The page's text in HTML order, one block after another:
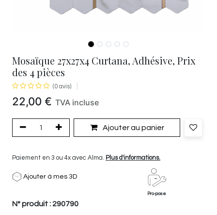
Mosaïque 27x27x4 Curtana, Adhésive, Prix
des 4 pièces
(0 avis)
22,00 € TVA incluse
Ajouter au panier
Paiement en 3 ou 4x avec Alma. Plus d'informations.
Ajouter à mes 3D
Pro-pose
N° produit : 290790